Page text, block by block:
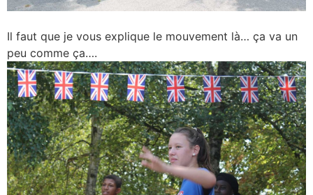
Il faut que je vous explique le mouvement là… ça va un
peu comme ça….